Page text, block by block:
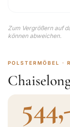
Zum Vergrößern auf
können abweichen.
POLSTERMÖBEL ·